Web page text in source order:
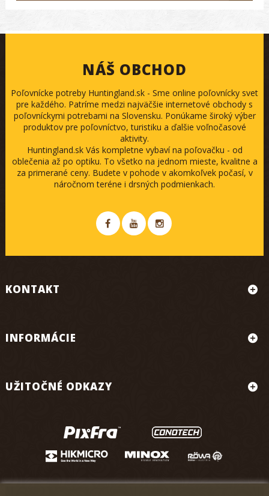
NÁŠ OBCHOD
Poľovnícke potreby Huntingland.sk - Sme online poľovnícky svet
pre každého. Patríme medzi najväčšie internetové obchody s
poľovníckymi potrebami na Slovensku. Ponúkame široký výber
produktov pre poľovníctvo, turistiku a ďalšie voľnočasové
aktivity.
Huntingland.sk Vás kompletne vybaví na poľovačku - od
oblečenia až po optiku. To všetko na jednom mieste, kvalitne a
za primerané ceny. Budete v pohode v akomkoľvek počasí, v
náročnom teréne i drsných podmienkach.
KONTAKT
INFORMÁCIE
UŽITOČNÉ ODKAZY